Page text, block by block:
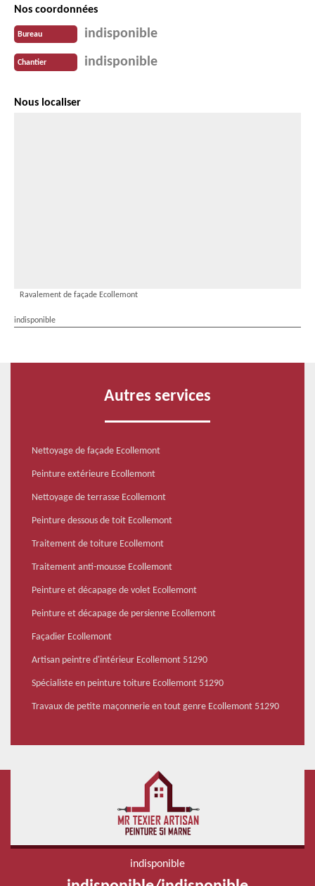
Nos coordonnées
Bureau indisponible
Chantier indisponible
Nous localiser
Ravalement de façade Ecollemont
indisponible
Autres services
Nettoyage de façade Ecollemont
Peinture extérieure Ecollemont
Nettoyage de terrasse Ecollemont
Peinture dessous de toit Ecollemont
Traitement de toiture Ecollemont
Traitement anti-mousse Ecollemont
Peinture et décapage de volet Ecollemont
Peinture et décapage de persienne Ecollemont
Façadier Ecollemont
Artisan peintre d'intérieur Ecollemont 51290
Spécialiste en peinture toiture Ecollemont 51290
Travaux de petite maçonnerie en tout genre Ecollemont 51290
indisponible